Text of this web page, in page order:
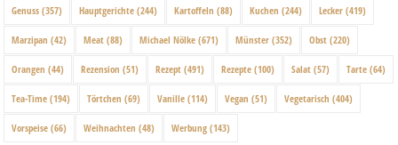
Genuss (357) Hauptgerichte (244) Kartoffeln (88) Kuchen (244) Lecker (419)
Marzipan (42) Meat (88) Michael Nölke (671) Münster (352) Obst (220)
Orangen (44) Rezension (51) Rezept (491) Rezepte (100) Salat (57) Tarte (64)
Tea-Time (194) Törtchen (69) Vanille (114) Vegan (51) Vegetarisch (404)
Vorspeise (66) Weihnachten (48) Werbung (143)